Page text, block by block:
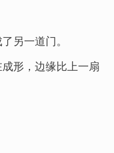
另一道门。
形，边缘比上一扇